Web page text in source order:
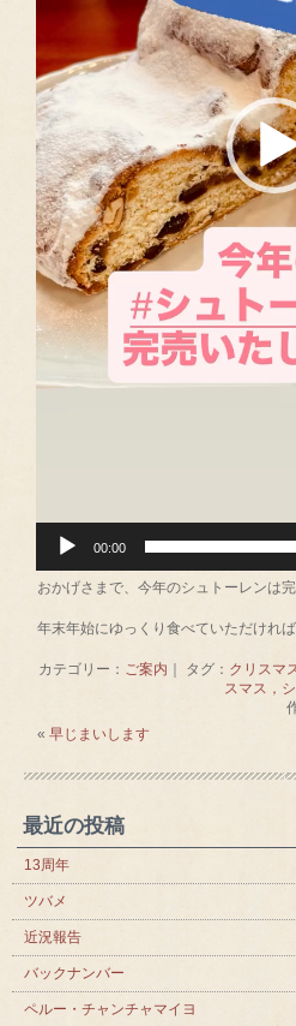
00:00
おかげさまで、今年のシュトーレンは
年末年始にゆっくり食べていただけれ
カテゴリー： ご案内 ｜ タグ： クリスマ
スマス，
«早じまいします
最近の投稿
13周年
ツバメ
近況報告
バックナンバー
ペルー・チャンチャマイヨ